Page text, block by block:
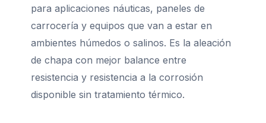
para aplicaciones náuticas, paneles de
carrocería y equipos que van a estar en
ambientes húmedos o salinos. Es la aleación
de chapa con mejor balance entre
resistencia y resistencia a la corrosión
disponible sin tratamiento térmico.